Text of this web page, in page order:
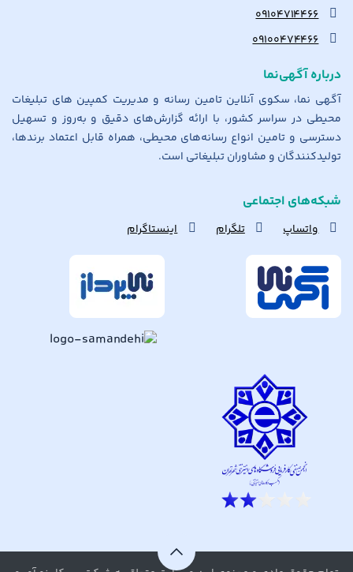
۰۹۱۰۴۷۱۴۴۶۶
۰۹۱۰۰۴۷۴۴۶۶
درباره آگهی‌نما
آگهی نما، سکوی آنلاین تامین رسانه و مدیریت کمپین های تبلیغات
محیطی در سراسر کشور، با ارائه گزارش‌های دقیق و به‌روز و تسهیل
دسترسی و تامین انواع رسانه‌های محیطی، همراه قابل اعتماد برندها،
تولیدکنندگان و مشاوران تبلیغاتی است.
شبکه‌های اجتماعی
واتساپ تلگرام اینستاگرام